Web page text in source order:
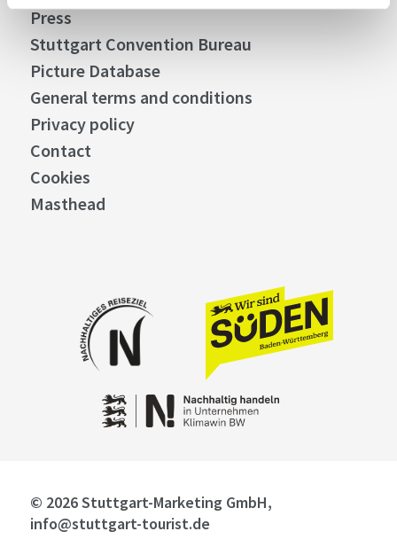
Press
Stuttgart Convention Bureau
Picture Database
General terms and conditions
Privacy policy
Contact
Cookies
Masthead
© 2026 Stuttgart-Marketing GmbH,
info@stuttgart-tourist.de